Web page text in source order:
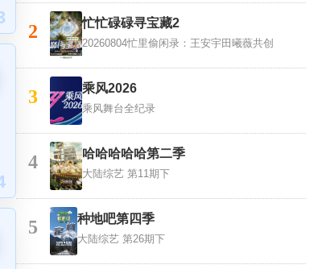
2 忙忙碌碌寻宝藏2
20260804忙里偷闲录：王安宇田曦薇共创
3 乘风2026
乘风舞台全纪录
4 哈哈哈哈哈第二季
大陆综艺 第11期下
5 种地吧第四季
大陆综艺 第26期下